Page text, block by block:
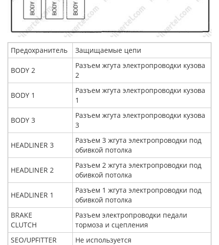
Предохранитель Защищаемые цепи
BODY 2
Разъем жгута электропроводки кузова
2
BODY 1
Разъем жгута электропроводки кузова
1
BODY 3
Разъем жгута электропроводки кузова
3
HEADLINER 3
Разъем 3 жгута электропроводки под
обивкой потолка
HEADLINER 2
Разъем 2 жгута электропроводки под
обивкой потолка
HEADLINER 1
Разъем 1 жгута электропроводки под
обивкой потолка
BRAKE
CLUTCH
Разъем электропроводки педали
тормоза и сцепления
SEO/UPFITTER
Не используется